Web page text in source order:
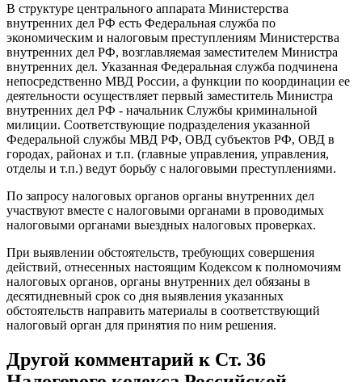
В структуре центрального аппарата Министерства
внутренних дел РФ есть Федеральная служба по
экономическим и налоговым преступлениям Министерства
внутренних дел РФ, возглавляемая заместителем Министра
внутренних дел. Указанная Федеральная служба подчинена
непосредственно МВД России, а функции по координации ее
деятельности осуществляет первый заместитель Министра
внутренних дел РФ - начальник Службы криминальной
милиции. Соответствующие подразделения указанной
Федеральной службы МВД РФ, ОВД субъектов РФ, ОВД в
городах, районах и т.п. (главные управления, управления,
отделы и т.п.) ведут борьбу с налоговыми преступлениями.
По запросу налоговых органов органы внутренних дел
участвуют вместе с налоговыми органами в проводимых
налоговыми органами выездных налоговых проверках.
При выявлении обстоятельств, требующих совершения
действий, отнесенных настоящим Кодексом к полномочиям
налоговых органов, органы внутренних дел обязаны в
десятидневный срок со дня выявления указанных
обстоятельств направить материалы в соответствующий
налоговый орган для принятия по ним решения.
Другой комментарий к Ст. 36